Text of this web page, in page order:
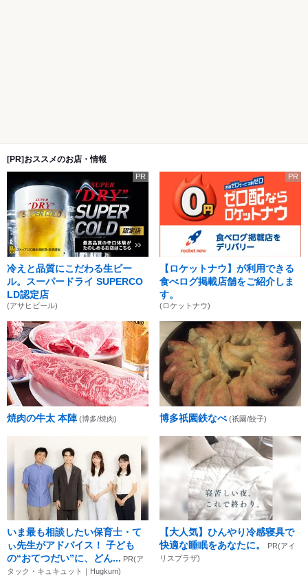
[PR]おススメのお店・情報
PR
冷えと品質にこだわる生ビー
ル。スーパードライ SUPERCO
LD認定店
(アサヒビール)
PR
【ロケットナウ】が利用できる
食べログ掲載店舗をご紹介しま
す。
(ロケットナウ)
焼肉の牛太 本陣 (博多/焼肉) 博多祇園鉄なべ (祇園/餃子)
いま最も相談したい保育士・て
ぃ先生がアドバイス！ 子ども
の“おてつだい”に、どん... PR(ア
タック・キュキュット｜Hugkum)
【大人気】ひんやり冷感寝具で
快適な睡眠をあなたに。
PR(アイ
リスプラザ)